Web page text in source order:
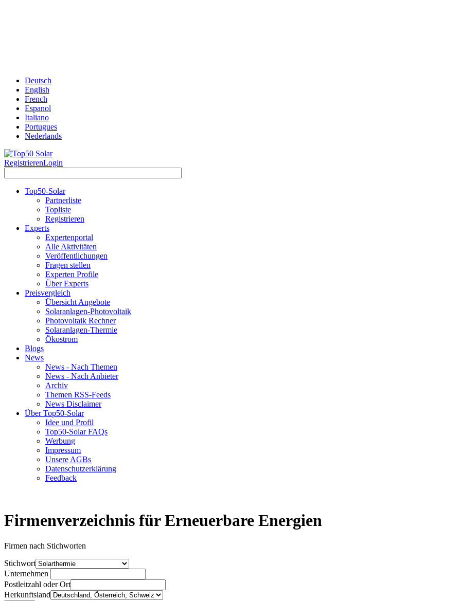
Deutsch
English
French
Espanol
Italiano
Portugues
Nederlands
RegistrierenLogin
Top50-Solar
Partnerliste
Topliste
Registrieren
Experts
Expertenportal
Alle Aktivitäten
Veröffentlichungen
Fragen stellen
Experten Profile
Über Experts
Preisvergleich
Übersicht Angebote
Solaranlagen-Photovoltaik
Photovoltaik Rechner
Solaranlagen-Thermie
Ökostrom
Blogs
News
News - Nach Themen
News - Nach Anbieter
Archiv
Themen RSS-Feeds
News Disclaimer
Über Top50-Solar
Idee und Profil
Top50-Solar FAQs
Werbung
Impressum
Unsere AGBs
Datenschutzerklärung
Feedback
Firmenverzeichnis für Erneuerbare Energien
Firmen nach Stichworten
Stichwort
Unternehmen
Postleitzahl oder Ort
Herkunftsland